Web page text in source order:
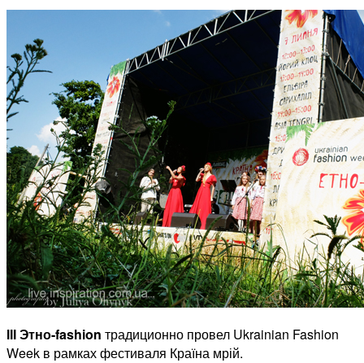
ІІІ Этно-fashion традиционно провел Ukrainian Fashion
Week в рамках фестиваля Країна мрій.